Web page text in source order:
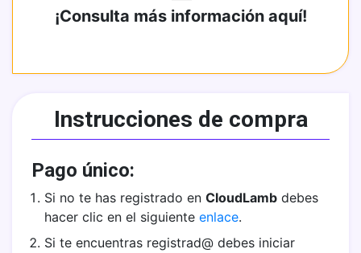
¡Consulta más información aquí!
Instrucciones de compra
Pago único:
Si no te has registrado en CloudLamb debes
hacer clic en el siguiente enlace.
Si te encuentras registrad@ debes iniciar